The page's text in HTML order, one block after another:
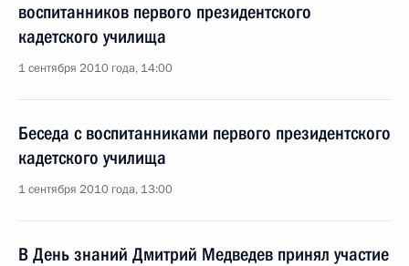
воспитанников первого президентского
кадетского училища
1 сентября 2010 года, 14:00
Беседа с воспитанниками первого президентского
кадетского училища
1 сентября 2010 года, 13:00
В День знаний Дмитрий Медведев принял участие